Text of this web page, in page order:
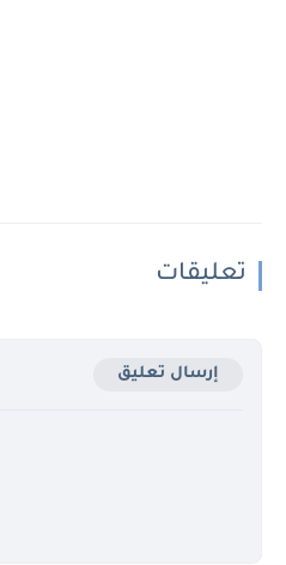
تعليقات
إرسال تعليق